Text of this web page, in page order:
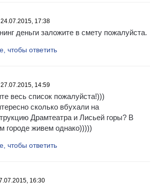
24.07.2015, 17:38
деньги заложите в смету пожалуйста.
чтобы ответить
27.07.2015, 14:59
весь список пожалуйста!)))
сколько вбухали на
Драмтеатра и Лисьей горы? В
городе живем однако)))))
чтобы ответить
16:30